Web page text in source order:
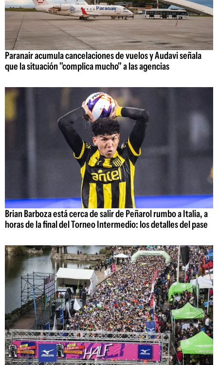
Paranair acumula cancelaciones de vuelos y Audavi señala
que la situación "complica mucho" a las agencias
Brian Barboza está cerca de salir de Peñarol rumbo a Italia, a
horas de la final del Torneo Intermedio: los detalles del pase